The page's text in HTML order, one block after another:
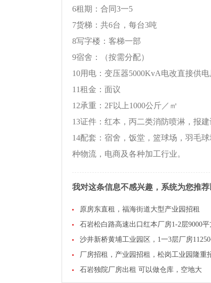
6租期：合同3一5
7货梯：共6台，每台3吨
8写字楼：客梯一部
9宿舍：（按需分配）
10用电：变压器5000KvA电改直接供电
11租金：面议
12承重：2F以上1000公斤／㎡
13证件：红本，丙二类消防喷淋，报建
14配套：宿舍，饭堂，篮球场，羽毛
种物流，电商及各种加工行业。
我对这条信息不感兴趣，系统为您推
原房东直租，福海街道大型产业园招租
石岩松白路高速出口红本厂房1-2层9000
沙井新桥黄埔工业园区，1一3层厂房
厂房招租，产业园招租，松岗工业园隆重
石岩独院厂房出租 可以做仓库，空地大